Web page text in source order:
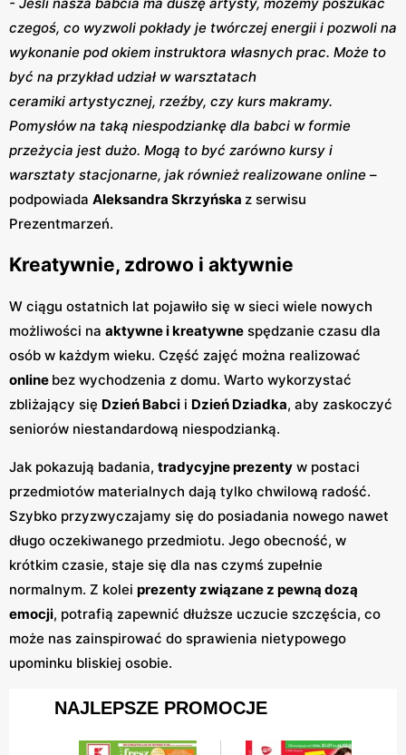
czegoś, co wyzwoli pokłady je twórczej energii i pozwoli na
wykonanie pod okiem instruktora własnych prac. Może to
być na przykład udział w warsztatach
ceramiki artystycznej, rzeźby, czy kurs makramy.
Pomysłów na taką niespodziankę dla babci w formie
przeżycia jest dużo. Mogą to być zarówno kursy i
warsztaty stacjonarne, jak również realizowane online –
podpowiada Aleksandra Skrzyńska z serwisu
Prezentmarzeń.
Kreatywnie, zdrowo i aktywnie
W ciągu ostatnich lat pojawiło się w sieci wiele nowych
możliwości na aktywne i kreatywne spędzanie czasu dla
osób w każdym wieku. Część zajęć można realizować
online bez wychodzenia z domu. Warto wykorzystać
zbliżający się Dzień Babci i Dzień Dziadka, aby zaskoczyć
seniorów niestandardową niespodzianką.
Jak pokazują badania, tradycyjne prezenty w postaci
przedmiotów materialnych dają tylko chwilową radość.
Szybko przyzwyczajamy się do posiadania nowego nawet
długo oczekiwanego przedmiotu. Jego obecność, w
krótkim czasie, staje się dla nas czymś zupełnie
normalnym. Z kolei prezenty związane z pewną dozą
emocji, potrafią zapewnić dłuższe uczucie szczęścia, co
może nas zainspirować do sprawienia nietypowego
upominku bliskiej osobie.